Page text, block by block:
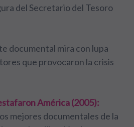
del Secretario del Tesoro
documental mira con lupa
que provocaron la crisis
América (2005):
mejores documentales de la